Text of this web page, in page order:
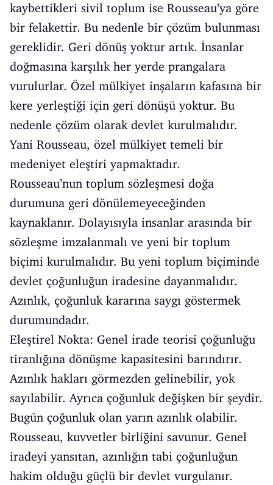
kaybettikleri sivil toplum ise Rousseau’ya göre
bir felakettir. Bu nedenle bir çözüm bulunması
gereklidir. Geri dönüş yoktur artık. İnsanlar
doğmasına karşılık her yerde prangalara
vurulurlar. Özel mülkiyet inşaların kafasına bir
kere yerleştiği için geri dönüşü yoktur. Bu
nedenle çözüm olarak devlet kurulmalıdır.
Yani Rousseau, özel mülkiyet temeli bir
medeniyet eleştiri yapmaktadır.
Rousseau’nun toplum sözleşmesi doğa
durumuna geri dönülemeyeceğinden
kaynaklanır. Dolayısıyla insanlar arasında bir
sözleşme imzalanmalı ve yeni bir toplum
biçimi kurulmalıdır. Bu yeni toplum biçiminde
devlet çoğunluğun iradesine dayanmalıdır.
Azınlık, çoğunluk kararına saygı göstermek
durumundadır.
Eleştirel Nokta: Genel irade teorisi çoğunluğu
tiranlığına dönüşme kapasitesini barındırır.
Azınlık hakları görmezden gelinebilir, yok
sayılabilir. Ayrıca çoğunluk değişken bir şeydir.
Bugün çoğunluk olan yarın azınlık olabilir.
Rousseau, kuvvetler birliğini savunur. Genel
iradeyi yansıtan, azınlığın tabi çoğunluğun
hakim olduğu güçlü bir devlet vurgulanır.